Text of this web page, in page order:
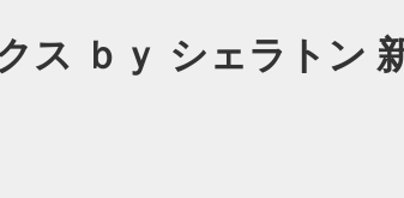
ス ｂｙ シェラトン